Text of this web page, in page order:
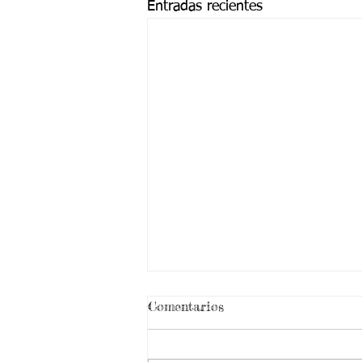
Entradas recientes
¡ VEN HABLEMOS UN
RATICO DE SEXUALIDAD
!
Comentarios